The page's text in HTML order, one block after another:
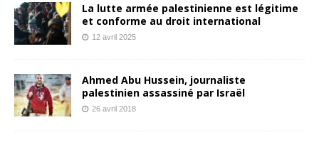
La lutte armée palestinienne est légitime
et conforme au droit international
12 avril 2025
Ahmed Abu Hussein, journaliste
palestinien assassiné par Israël
26 avril 2018